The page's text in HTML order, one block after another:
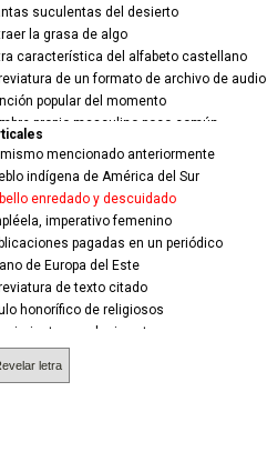
letra
suculentas del desierto
la grasa de algo
característica del alfabeto castellano
de un formato de archivo de audio
popular del momento
propio masculino poco común
sin irregularidades
de compañía comercial
o conclusión de algo
breve en red social
moneda griega
algo en el pasado
el equilibrio en el pasado
femenino en inglés
aficionada a las peleas
final del intestino delgado
entregadas en ceremonia nupcial
mencionado anteriormente
indígena de América del Sur
enredado y descuidado
imperativo femenino
pagadas en un periódico
de Europa del Este
de texto citado
honorífico de religiosos
o audacia extrema
principal de la noche